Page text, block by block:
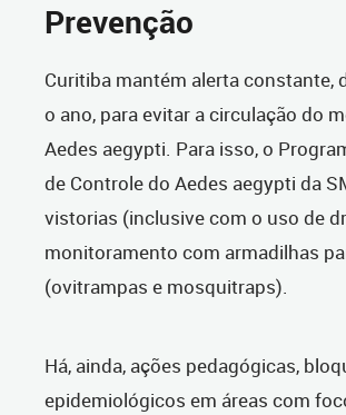
Prevenção
Curitiba mantém alerta constante,
o ano, para evitar a circulação do
Aedes aegypti. Para isso, o
de Controle do Aedes aegypti da
vistorias (inclusive com o uso de
monitoramento com armadilhas
(ovitrampas e mosquitraps).
Há, ainda, ações pedagógicas,
epidemiológicos em áreas com